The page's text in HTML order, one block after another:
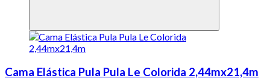
Cama Elástica Pula Pula Le Colorida 2,44mx21,4m